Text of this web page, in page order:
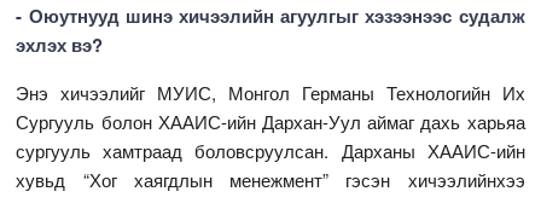
- Оюутнууд шинэ хичээлийн агуулгыг хэзээнээс судалж
эхлэх вэ?
Энэ хичээлийг МУИС, Монгол Германы Технологийн Их
Сургууль болон ХААИС-ийн Дархан-Уул аймаг дахь харьяа
сургууль хамтраад боловсруулсан. Дарханы ХААИС-ийн
хувьд “Хог хаягдлын менежмент” гэсэн хичээлийнхээ